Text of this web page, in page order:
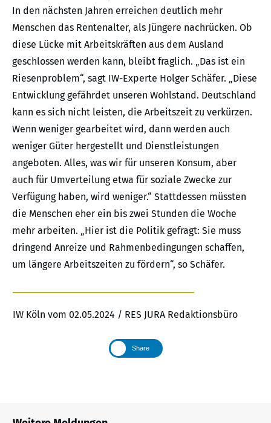
In den nächsten Jahren erreichen deutlich mehr
Menschen das Rentenalter, als Jüngere nachrücken. Ob
diese Lücke mit Arbeitskräften aus dem Ausland
geschlossen werden kann, bleibt fraglich. „Das ist ein
Riesenproblem“, sagt IW-Experte Holger Schäfer. „Diese
Entwicklung gefährdet unseren Wohlstand. Deutschland
kann es sich nicht leisten, die Arbeitszeit zu verkürzen.
Wenn weniger gearbeitet wird, dann werden auch
weniger Güter hergestellt und Dienstleistungen
angeboten. Alles, was wir für unseren Konsum, aber
auch für Umverteilung etwa für soziale Zwecke zur
Verfügung haben, wird weniger.“ Stattdessen müssten
die Menschen eher ein bis zwei Stunden die Woche
mehr arbeiten. „Hier ist die Politik gefragt: Sie muss
dringend Anreize und Rahmenbedingungen schaffen,
um längere Arbeitszeiten zu fördern“, so Schäfer.
IW Köln vom 02.05.2024 / RES JURA Redaktionsbüro
Share